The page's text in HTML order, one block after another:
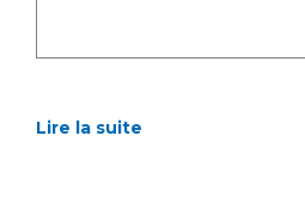
Lire la suite